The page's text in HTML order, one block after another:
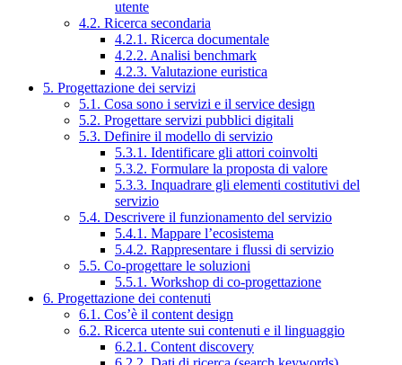
utente
4.2. Ricerca secondaria
4.2.1. Ricerca documentale
4.2.2. Analisi benchmark
4.2.3. Valutazione euristica
5. Progettazione dei servizi
5.1. Cosa sono i servizi e il service design
5.2. Progettare servizi pubblici digitali
5.3. Definire il modello di servizio
5.3.1. Identificare gli attori coinvolti
5.3.2. Formulare la proposta di valore
5.3.3. Inquadrare gli elementi costitutivi del
servizio
5.4. Descrivere il funzionamento del servizio
5.4.1. Mappare l’ecosistema
5.4.2. Rappresentare i flussi di servizio
5.5. Co-progettare le soluzioni
5.5.1. Workshop di co-progettazione
6. Progettazione dei contenuti
6.1. Cos’è il content design
6.2. Ricerca utente sui contenuti e il linguaggio
6.2.1. Content discovery